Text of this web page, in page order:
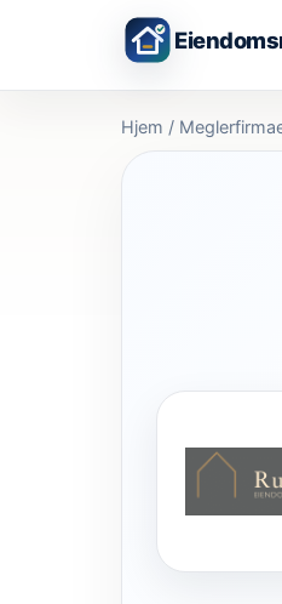
Hjem /